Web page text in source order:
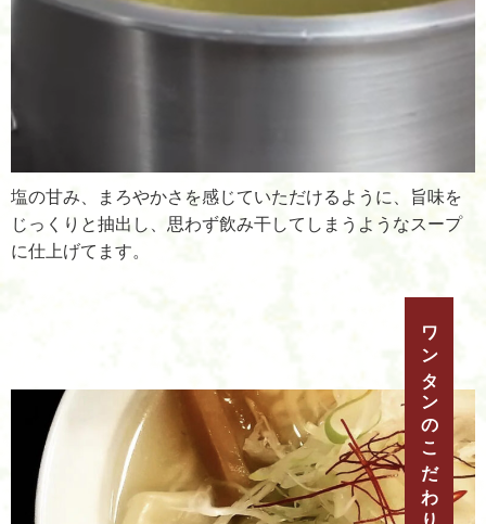
ワンタンのこだわり
塩の甘み、まろやかさを感じていただけるように、旨味を
じっくりと抽出し、思わず飲み干してしまうようなスープ
に仕上げてます。